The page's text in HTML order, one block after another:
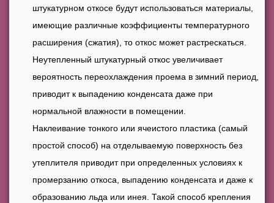
штукатурном откосе будут использоваться материалы,
имеющие различные коэффициенты температурного
расширения (сжатия), то откос может растрескаться.
Неутепленный штукатурный откос увеличивает
вероятность переохлаждения проема в зимний период,
приводит к выпадению конденсата даже при
нормальной влажности в помещении.
Наклеивание тонкого или ячеистого пластика (самый
простой способ) на отделываемую поверхность без
утеплителя приводит при определенных условиях к
промерзанию откоса, выпадению конденсата и даже к
образованию льда или инея. Такой способ крепления